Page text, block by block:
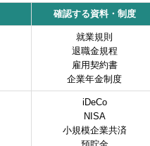
確認する資料・制度
就業規則
退職金規程
雇用契約書
企業年金制度
iDeCo
NISA
小規模企業共済